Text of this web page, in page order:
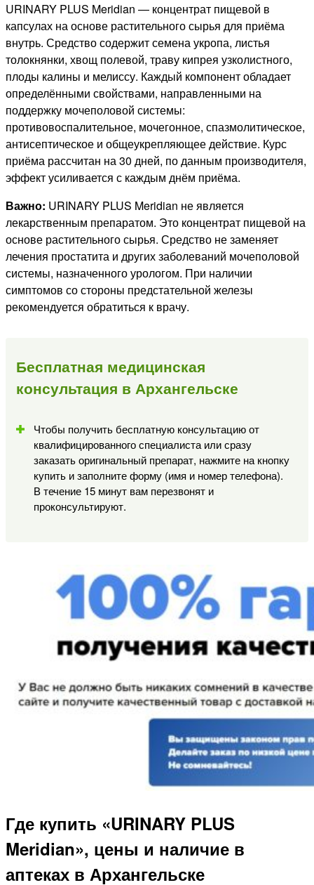
URINARY PLUS Meridian — концентрат пищевой в
капсулах на основе растительного сырья для приёма
внутрь. Средство содержит семена укропа, листья
толокнянки, хвощ полевой, траву кипрея узколистного,
плоды калины и мелиссу. Каждый компонент обладает
определёнными свойствами, направленными на
поддержку мочеполовой системы:
противовоспалительное, мочегонное, спазмолитическое,
антисептическое и общеукрепляющее действие. Курс
приёма рассчитан на 30 дней, по данным производителя,
эффект усиливается с каждым днём приёма.
Важно: URINARY PLUS Meridian не является
лекарственным препаратом. Это концентрат пищевой на
основе растительного сырья. Средство не заменяет
лечения простатита и других заболеваний мочеполовой
системы, назначенного урологом. При наличии
симптомов со стороны предстательной железы
рекомендуется обратиться к врачу.
Бесплатная медицинская
консультация в Архангельске
Чтобы получить бесплатную консультацию от
квалифицированного специалиста или сразу
заказать оригинальный препарат, нажмите на кнопку
купить и заполните форму (имя и номер телефона).
В течение 15 минут вам перезвонят и
проконсультируют.
Где купить «URINARY PLUS
Meridian», цены и наличие в
аптеках в Архангельске